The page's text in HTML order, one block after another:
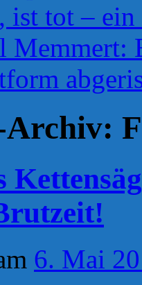
ist tot –
Memmert:
Archiv:
6. Mai